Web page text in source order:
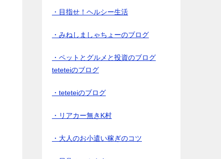
・目指せ！ヘルシー生活
・みねしましゃちょーのブログ
・ペットとグルメと投資のブログ
teteteiのブログ
・teteteiのブログ
・リアカー無きK村
・大人のお小遣い稼ぎのコツ